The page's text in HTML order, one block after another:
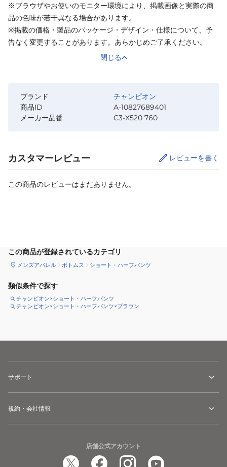
※ブラウザやお使いのモニター環境により、掲載画像と実際の商
品の色味が若干異なる場合があります。
※掲載の価格・製品のパッケージ・デザイン・仕様について、予
告なく変更することがあります。あらかじめご了承ください。
閉じる
ブランド
チャンピオン
商品ID
A-10827689401
メーカー品番
C3-X520 760
カスタマーレビュー レビューを書く
この商品のレビューはまだありません。
この商品が登録されているカテゴリ
メンズアパレル ボトムス ショート・ハーフパンツ
類似条件で探す
チャンピオン×ショート・ハーフパンツ
チャンピオン×ショート・ハーフパンツ×ブラウン
サポート
規約・会社情報
店舗公式アカウント